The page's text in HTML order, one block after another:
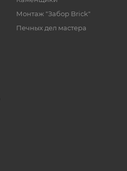
Монтаж "Забор Brick"
Печных дел мастера